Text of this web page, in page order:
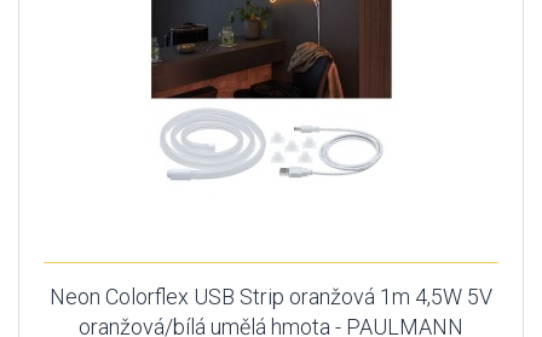
Neon Colorflex USB Strip oranžová 1m 4,5W 5V
oranžová/bílá umělá hmota - PAULMANN